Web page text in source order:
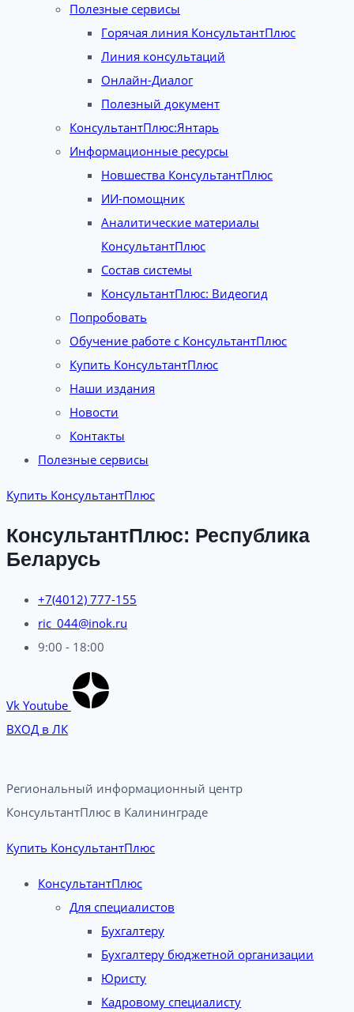
Полезные сервисы
Горячая линия КонсультантПлюс
Линия консультаций
Онлайн-Диалог
Полезный документ
КонсультантПлюс:Янтарь
Информационные ресурсы
Новшества КонсультантПлюс
ИИ-помощник
Аналитические материалы
КонсультантПлюс
Состав системы
КонсультантПлюс: Видеогид
Попробовать
Обучение работе с КонсультантПлюс
Купить КонсультантПлюс
Наши издания
Новости
Контакты
Полезные сервисы
Купить КонсультантПлюс
КонсультантПлюс: Республика
Беларусь
+7(4012) 777-155
ric_044@inok.ru
9:00 - 18:00
Vk Youtube
ВХОД в ЛК
Региональный информационный центр
КонсультантПлюс в Калининграде​
Купить КонсультантПлюс
КонсультантПлюс
Для специалистов
Бухгалтеру
Бухгалтеру бюджетной организации
Юристу
Кадровому специалисту